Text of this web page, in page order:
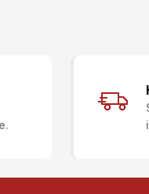
görüntülenemiyor.
bulunuyor.